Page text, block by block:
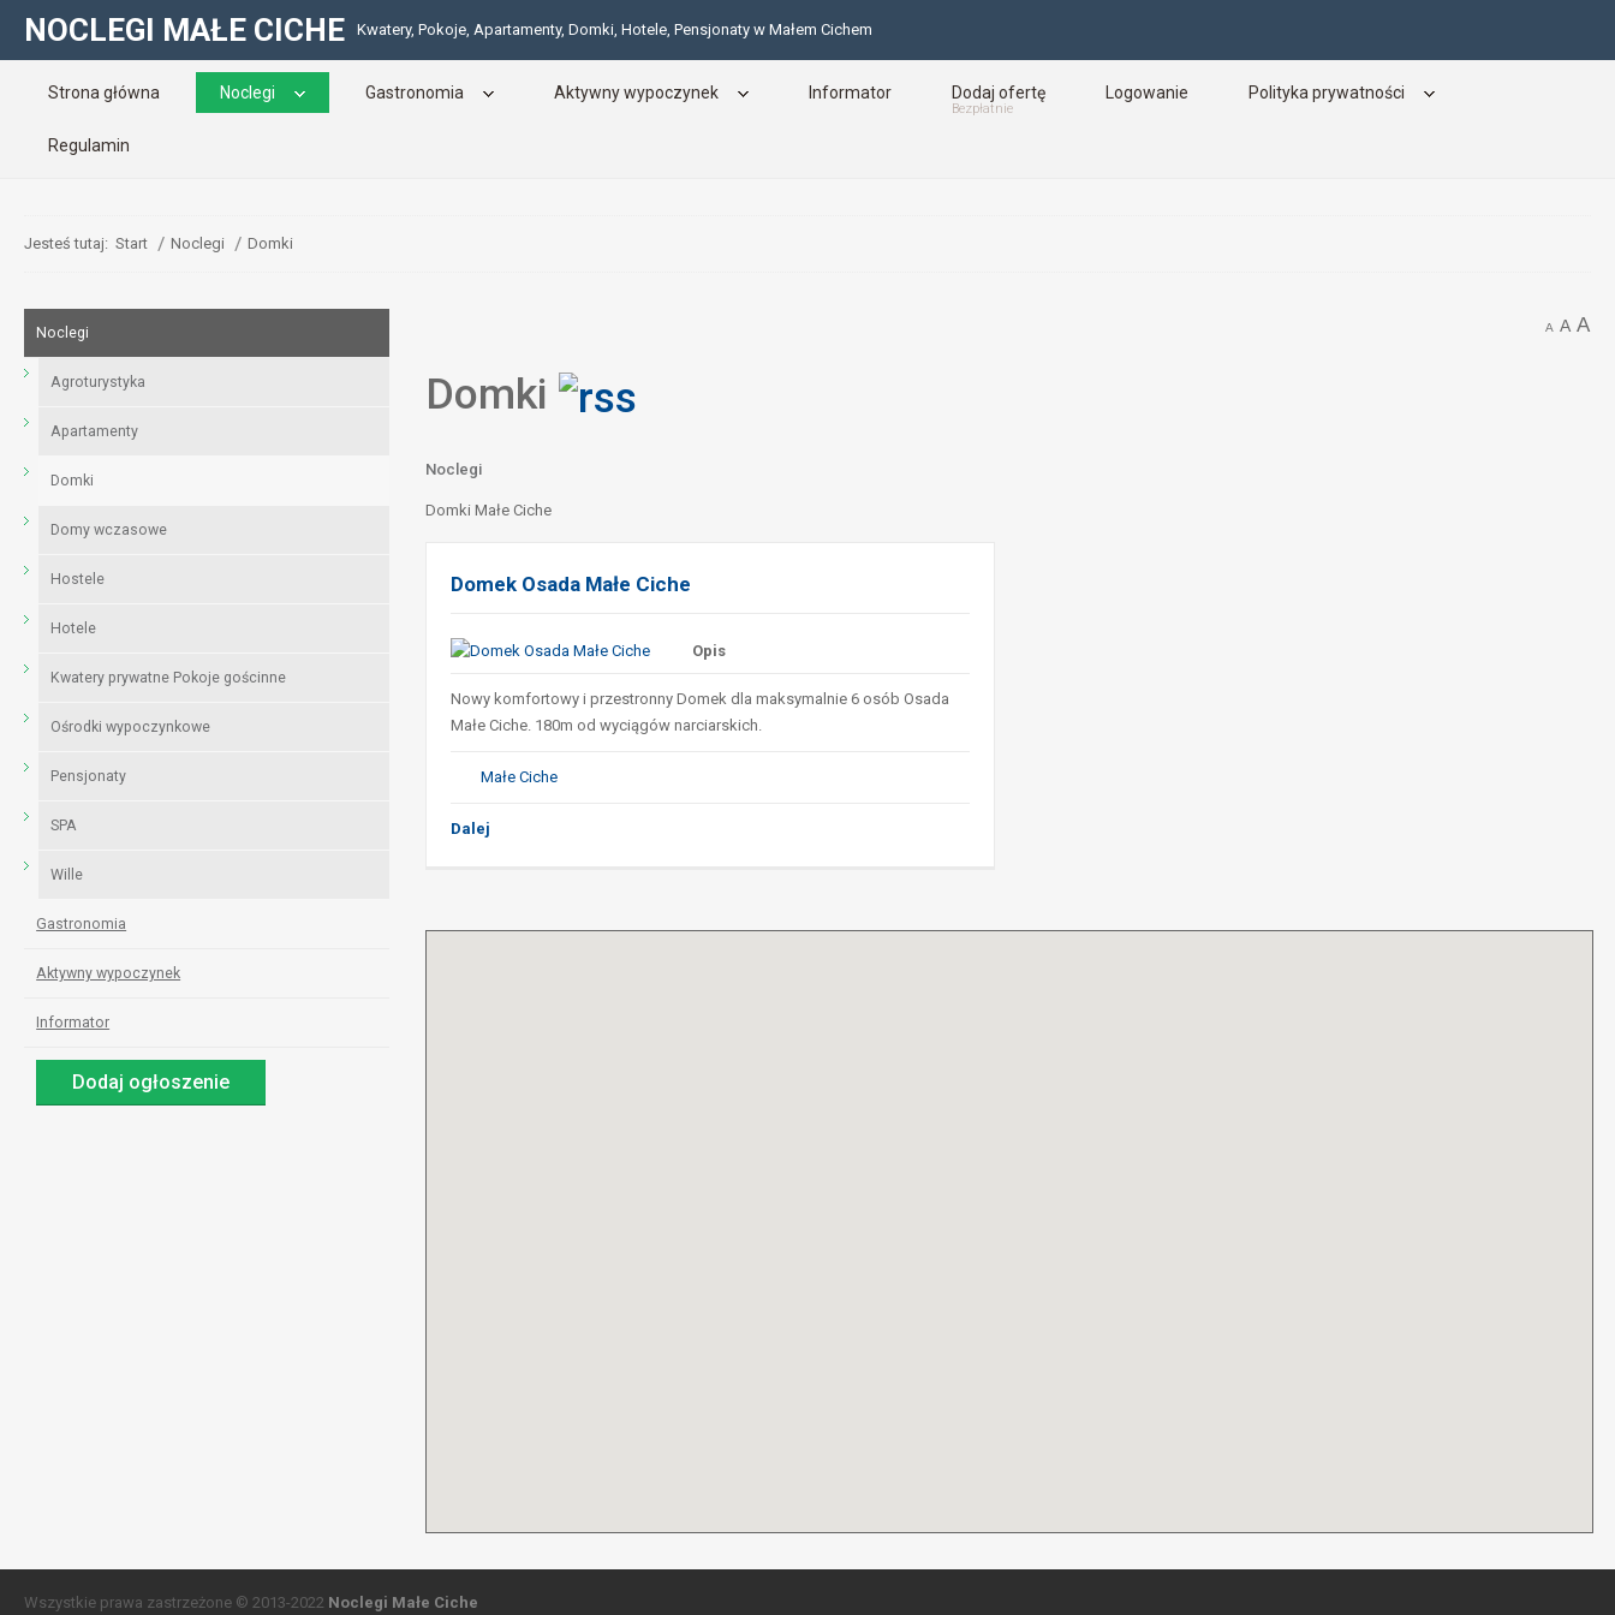
NOCLEGI MAŁE CICHE Kwatery, Pokoje, Apartamenty, Domki, Hotele, Pensjonaty w Małem Cichem
Strona główna Noclegi Gastronomia Aktywny wypoczynek Informator Dodaj ofertę
Bezpłatnie
Logowanie Polityka prywatności
Regulamin
Jesteś tutaj:Start Noclegi Domki
A A A
Domki
Noclegi
Domki Małe Ciche
Domek Osada Małe Ciche
Opis
Nowy komfortowy i przestronny Domek dla maksymalnie 6 osób Osada
Małe Ciche. 180m od wyciągów narciarskich.
Małe Ciche
Dalej
Noclegi
Agroturystyka
Apartamenty
Domki
Domy wczasowe
Hostele
Hotele
Kwatery prywatne Pokoje gościnne
Ośrodki wypoczynkowe
Pensjonaty
SPA
Wille
Gastronomia
Aktywny wypoczynek
Informator
Dodaj ogłoszenie
Wszystkie prawa zastrzeżone © 2013-2022 Noclegi Małe Ciche